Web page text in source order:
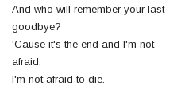
And who will remember your last
goodbye?
'Cause it's the end and I'm not
afraid.
I'm not afraid to die.